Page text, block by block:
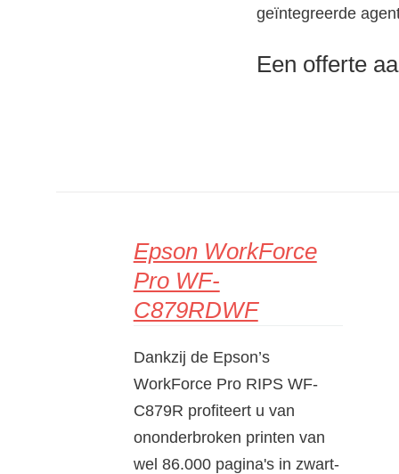
geïntegreerde
Een offerte
Epson WorkForce
Pro WF-
C879RDWF
Dankzij de Epson’s
WorkForce Pro RIPS WF-
C879R profiteert u van
ononderbroken printen van
wel 86.000 pagina's in zwart-